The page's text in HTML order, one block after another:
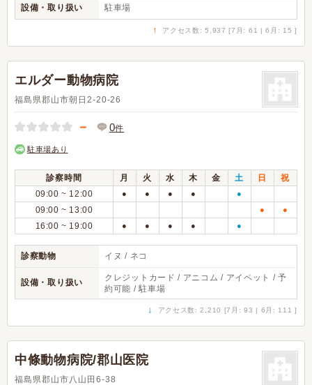
設備・取り扱い 駐車場
↑ アクセス数: 5,937 [7月: 61 | 6月: 15 ]
エルダー動物病院
福島県郡山市朝日2-20-26
－ 0件
駐車場あり
診察時間 月 火 水 木 金 土 日
祝
09:00 ~ 12:00
● ● ● ● ●
09:00 ~ 13:00 ● ●
16:00 ~ 19:00 ● ● ● ● ●
診察動物 イヌ / ネコ
設備・取り扱い
クレジットカード / アニコム / アイペット / 予
約可能 / 駐車場
↓ アクセス数: 2,210 [7月: 93 | 6月: 111 ]
中條動物病院/郡山医院
福島県郡山市八山田6-38